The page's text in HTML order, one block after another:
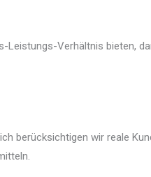
Leistungs-Verhältnis bieten,
berücksichtigen wir reale